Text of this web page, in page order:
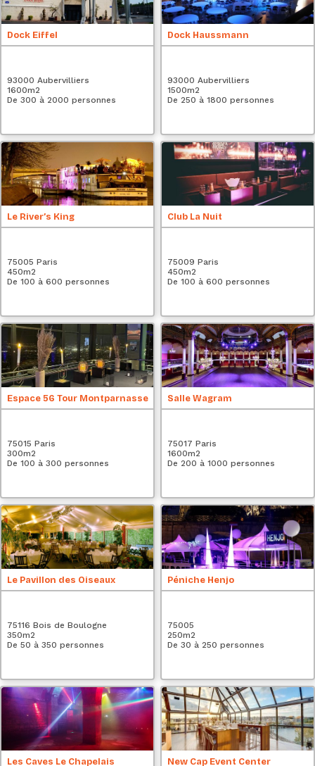
Dock Eiffel
93000 Aubervilliers
1600m2
De 300 à 2000 personnes
Dock Haussmann
93000 Aubervilliers
1500m2
De 250 à 1800 personnes
Le River’s King
75005 Paris
450m2
De 100 à 600 personnes
Club La Nuit
75009 Paris
450m2
De 100 à 600 personnes
Espace 56 Tour Montparnasse
75015 Paris
300m2
De 100 à 300 personnes
Salle Wagram
75017 Paris
1600m2
De 200 à 1000 personnes
Le Pavillon des Oiseaux
75116 Bois de Boulogne
350m2
De 50 à 350 personnes
Péniche Henjo
75005
250m2
De 30 à 250 personnes
Les Caves Le Chapelais New Cap Event Center